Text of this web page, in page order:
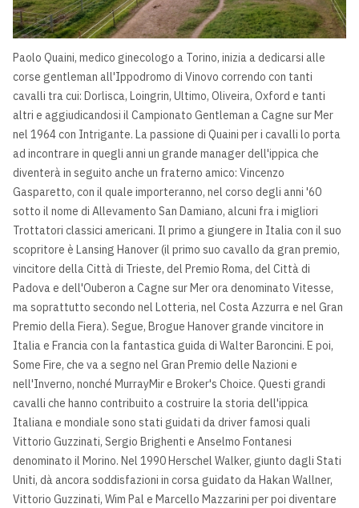
Paolo Quaini, medico ginecologo a Torino, inizia a dedicarsi alle
corse gentleman all'Ippodromo di Vinovo correndo con tanti
cavalli tra cui: Dorlisca, Loingrin, Ultimo, Oliveira, Oxford e tanti
altri e aggiudicandosi il Campionato Gentleman a Cagne sur Mer
nel 1964 con Intrigante. La passione di Quaini per i cavalli lo porta
ad incontrare in quegli anni un grande manager dell'ippica che
diventerà in seguito anche un fraterno amico: Vincenzo
Gasparetto, con il quale importeranno, nel corso degli anni '60
sotto il nome di Allevamento San Damiano, alcuni fra i migliori
Trottatori classici americani. Il primo a giungere in Italia con il suo
scopritore è Lansing Hanover (il primo suo cavallo da gran premio,
vincitore della Città di Trieste, del Premio Roma, del Città di
Padova e dell'Ouberon a Cagne sur Mer ora denominato Vitesse,
ma soprattutto secondo nel Lotteria, nel Costa Azzurra e nel Gran
Premio della Fiera). Segue, Brogue Hanover grande vincitore in
Italia e Francia con la fantastica guida di Walter Baroncini. E poi,
Some Fire, che va a segno nel Gran Premio delle Nazioni e
nell'Inverno, nonché MurrayMir e Broker's Choice. Questi grandi
cavalli che hanno contribuito a costruire la storia dell'ippica
Italiana e mondiale sono stati guidati da driver famosi quali
Vittorio Guzzinati, Sergio Brighenti e Anselmo Fontanesi
denominato il Morino. Nel 1990 Herschel Walker, giunto dagli Stati
Uniti, dà ancora soddisfazioni in corsa guidato da Hakan Wallner,
Vittorio Guzzinati, Wim Pal e Marcello Mazzarini per poi diventare